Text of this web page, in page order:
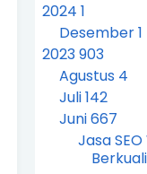
2024 1
Desember1
2023903
Agustus 4
Juli142
Juni667
Jasa